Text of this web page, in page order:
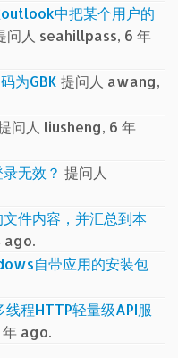
中把某个用户的
问人 seahillpass, 6 年
为GBK 提问人 awang,
问人 liusheng, 6 年
无效？ 提问人
件内容，并汇总到本
ago.
自带应用的安装包
程HTTP轻量级API服
年 ago.